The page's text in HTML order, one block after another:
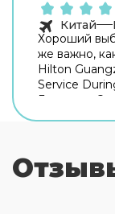
Китай
Хороший
же важно,
Hilton
Service
Гуанчжоу.
вечер или
в уютной